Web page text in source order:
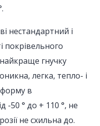
нестандартний і
покрівельного
гнучку
легка, тепло- і
форму в
-50 ° до + 110 °, не
не схильна до.